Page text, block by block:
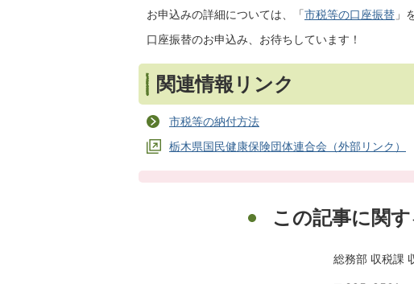
お申込みの詳細については、「市税等の口座振替 」
口座振替のお申込み、お待ちしています！
関連情報リンク
市税等の納付方法
栃木県国民健康保険団体連合会（外部リンク）
この記事に関
総務部 収税課